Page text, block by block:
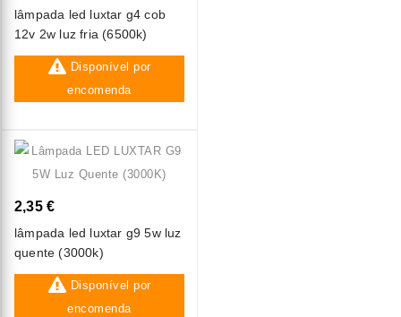
lâmpada led luxtar g4 cob
12v 2w luz fria (6500k)
Disponível por
encomenda
2,35 €
lâmpada led luxtar g9 5w luz
quente (3000k)
Disponível por
encomenda